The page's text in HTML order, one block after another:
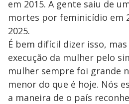
d
e
o
em 2015. A gente saiu de
mortes por feminicídio em
2025.
É bem difícil dizer isso,
execução da mulher pelo
mulher sempre foi grande
menor do que é hoje. Nós
a maneira de o país